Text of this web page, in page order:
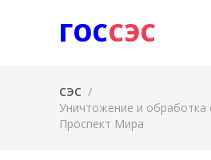
ГОССЭС
СЭС /
Уничтожение и обработка
Проспект Мира